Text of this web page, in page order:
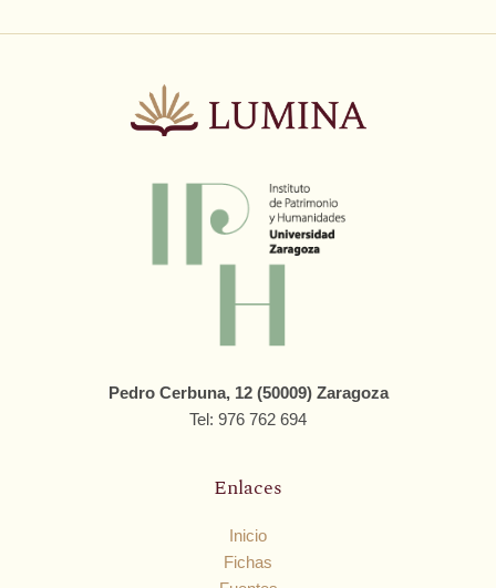
Pedro Cerbuna, 12 (50009) Zaragoza
Tel: 976 762 694
Enlaces
Inicio
Fichas